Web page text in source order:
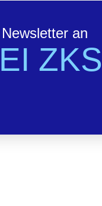
an
ZKS